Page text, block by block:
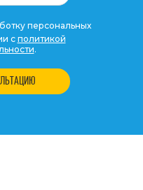
персональных
сполитикой
.